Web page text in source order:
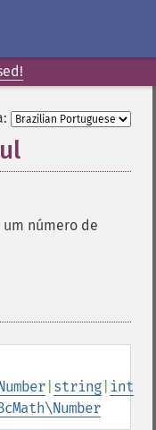
número de
string int